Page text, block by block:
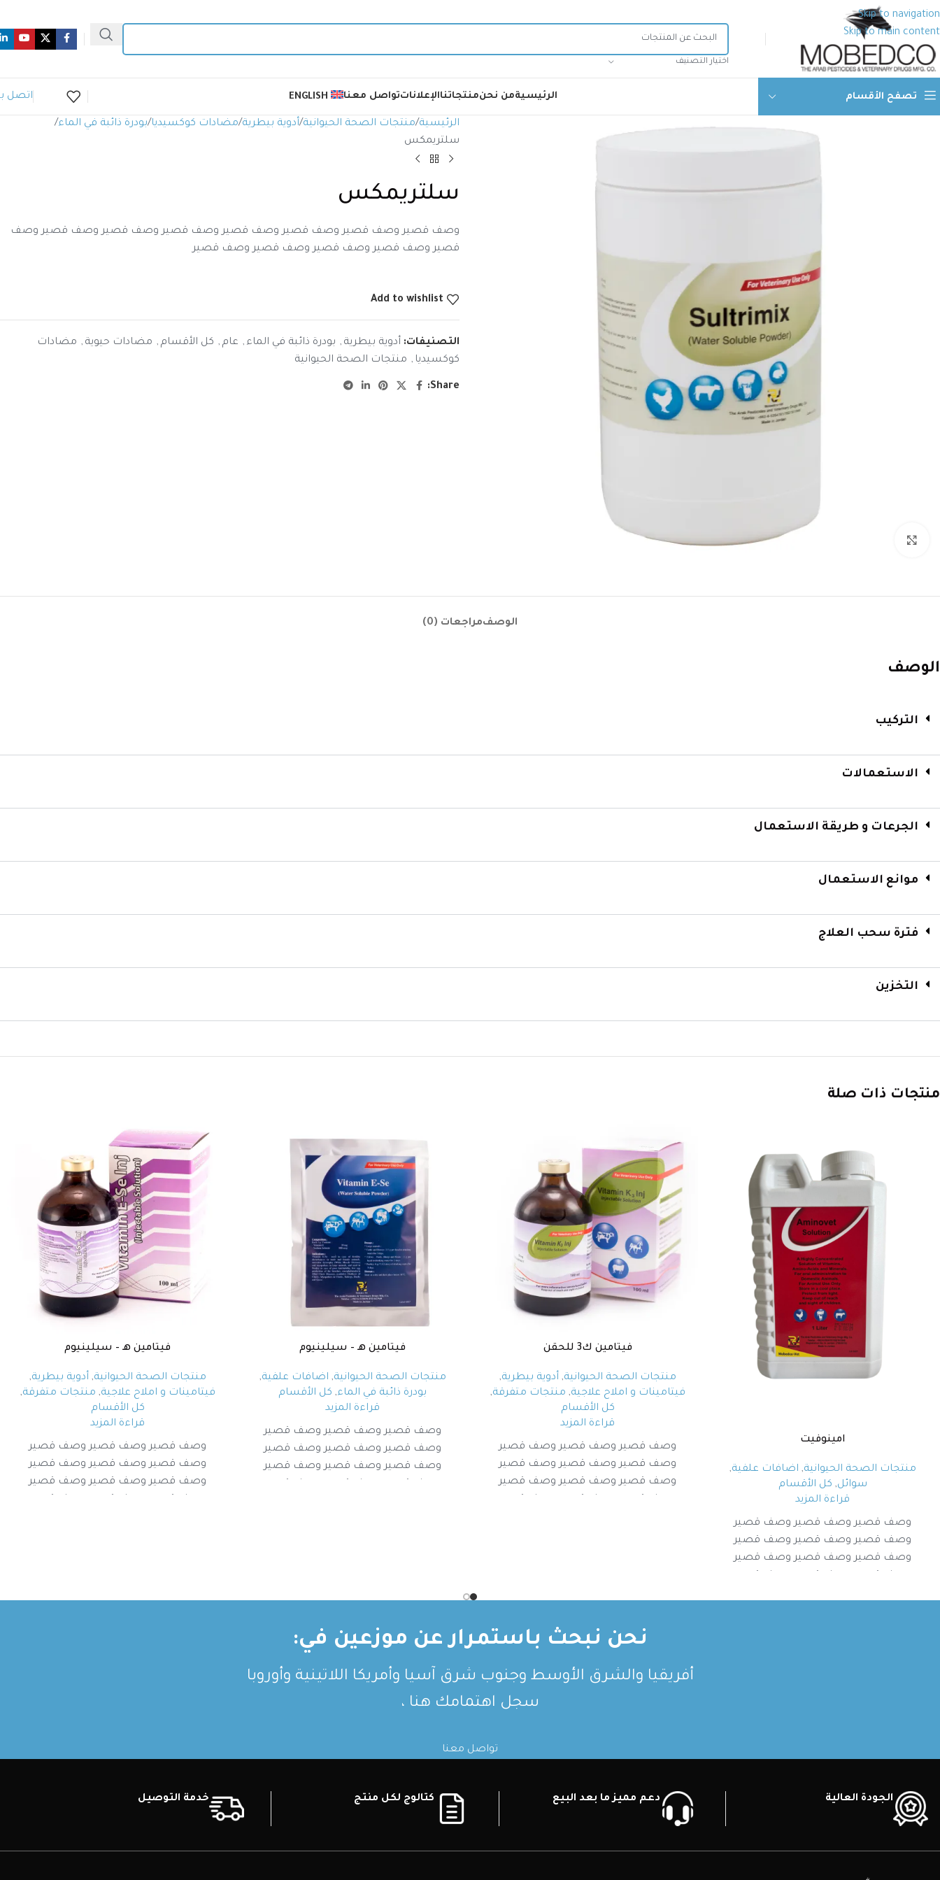
Skip to navigation
Skip to main content
اختيار التصنيف
تصفح الأقسام الرئيسيةمن نحنمنتجاتناالإعلاناتتواصل معنا ENGLISH اتصل
الرئيسية منتجات الصحة الحيوانية أدوية بيطرية مضادات كوكسيديا بودرة ذائبة في الماء
سلتريمكس
سلتريمكس
وصف قصير وصف قصير وصف قصير وصف قصير وصف قصير وصف قصير وصف قصير وصف
قصير وصف قصير وصف قصير وصف قصير وصف قصير
Add to wishlist
التصنيفات: أدوية بيطرية , بودرة ذائبة في الماء , عام , كل الأقسام , مضادات حيوية , مضادات
كوكسيديا , منتجات الصحة الحيوانية
Share:
الوصفمراجعات (0)
الوصف
التركيب
الاستعمالات
الجرعات و طريقة الاستعمال
موانع الاستعمال
فترة سحب العلاج
التخزين
منتجات ذات صلة
امينوفيت
منتجات الصحة الحيوانية, اضافات علفية,
سوائل, كل الأقسام
قراءة المزيد
وصف قصير وصف قصير وصف قصير
وصف قصير وصف قصير وصف قصير
وصف قصير وصف قصير وصف قصير
فيتامين ك3 للحقن
منتجات الصحة الحيوانية, أدوية بيطرية,
فيتامينات و املاح علاجية, منتجات متفرقة,
كل الأقسام
قراءة المزيد
وصف قصير وصف قصير وصف قصير
وصف قصير وصف قصير وصف قصير
وصف قصير وصف قصير وصف قصير
فيتامين هـ – سيلينيوم
منتجات الصحة الحيوانية, اضافات علفية,
بودرة ذائبة في الماء, كل الأقسام
قراءة المزيد
وصف قصير وصف قصير وصف قصير
وصف قصير وصف قصير وصف قصير
وصف قصير وصف قصير وصف قصير
فيتامين هـ – سيلينيوم
منتجات الصحة الحيوانية, أدوية بيطرية,
فيتامينات و املاح علاجية, منتجات متفرقة,
كل الأقسام
قراءة المزيد
وصف قصير وصف قصير وصف قصير
وصف قصير وصف قصير وصف قصير
وصف قصير وصف قصير وصف قصير
نحن نبحث باستمرار عن موزعين في:
أفريقيا والشرق الأوسط وجنوب شرق آسيا وأمريكا اللاتينية وأوروبا
سجل اهتمامك هنا ،
تواصل معنا
الجودة العالية دعم مميز ما بعد البيع كتالوج لكل منتج خدمة التوصيل